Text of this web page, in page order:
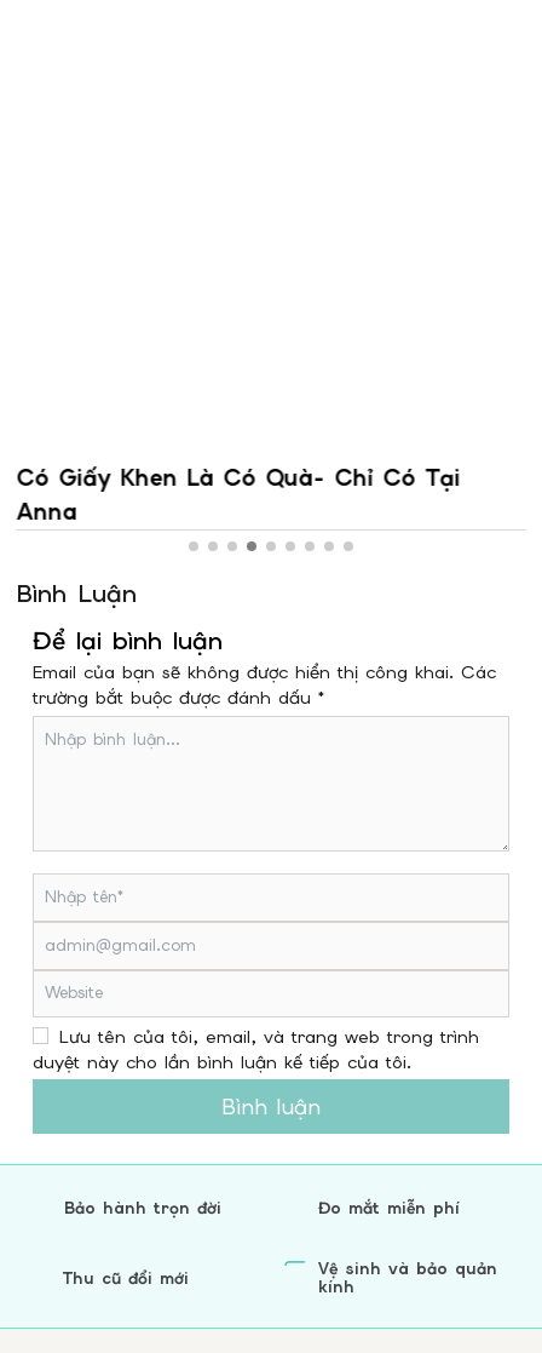
Có Giấy Khen Là Có Quà- Chỉ Có Tại
Anna
Bình Luận
Để lại bình luận
Email của bạn sẽ không được hiển thị công khai. Các
trường bắt buộc được đánh dấu *
Lưu tên của tôi, email, và trang web trong trình
duyệt này cho lần bình luận kế tiếp của tôi.
Bình luận
Bảo hành trọn đời Đo mắt miễn phí
Thu cũ đổi mới
Vệ sinh và bảo quản
kính